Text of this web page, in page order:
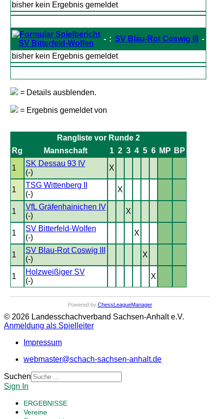
bisher kein Ergebnis gemeldet
SV Bitterfeld-Wolfen
- : SV Blau-Rot Coswig III -
bisher kein Ergebnis gemeldet
= Details ausblenden.
= Ergebnis gemeldet von
Rangliste vor Runde 2
Rg
Mannschaft 1 2 3 4 5 6 MP BP
1
SK Dessau 93 IV
(-)
X
1
TSG Wittenberg II
(-)
X
1
VfL Gräfenhainichen IV
(-)
X
1
SV Bitterfeld-Wolfen
(-)
X
1
SV Blau-Rot Coswig III
(-)
X
1
Holzweißiger SV
(-)
X
Powered by ChessLeagueManager
© 2026 Landesschachverband Sachsen-Anhalt e.V.
Anmeldung als Spielleiter
Impressum
webmaster@schach-sachsen-anhalt.de
Suchen
Sign In
ERGEBNISSE
Vereine